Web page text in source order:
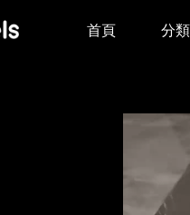
首頁 分類